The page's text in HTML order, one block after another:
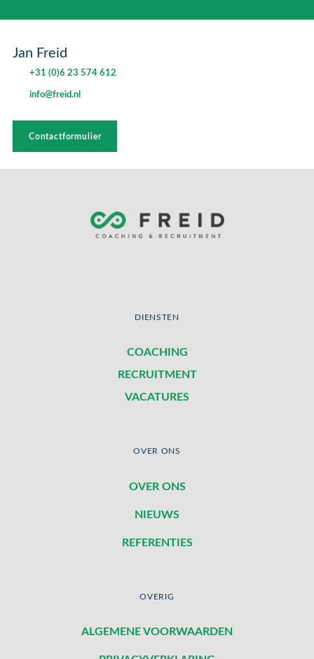
Jan Freid
+31 (0)6 23 574 612
info@freid.nl
Contactformulier
DIENSTEN
COACHING
RECRUITMENT
VACATURES
OVER ONS
OVER ONS
NIEUWS
REFERENTIES
OVERIG
ALGEMENE VOORWAARDEN